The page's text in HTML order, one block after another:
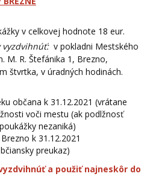
v celkovej hodnote 18 eur.
vyzdvihnúť: v pokladni Mestského
M. R. Štefánika 1, Brezno,
štvrtka, v úradných hodinách.
občana k 31.12.2021 (vrátane
voči mestu (ak podlžnosť
nezaniká)
k 31.12.2021
preukaz)
a použiť najneskôr do